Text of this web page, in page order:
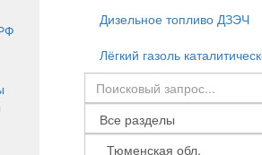
Дизельное топливо ДЗЭЧ
Лёгкий газоль